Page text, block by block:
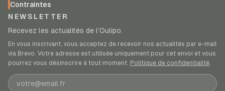
Contraintes
NEWSLETTER
Recevez les actualités de l’Oulipo.
En vous inscrivant, vous acceptez de recevoir nos actualités par e-mail
via Brevo. Votre adresse est utilisée uniquement pour cet envoi et vous
pourrez vous désinscrire à tout moment. Politique de confidentialité.
Adresse e-mail